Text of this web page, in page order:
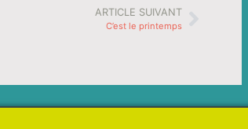
ARTICLE SUIVANT
C’est le printemps